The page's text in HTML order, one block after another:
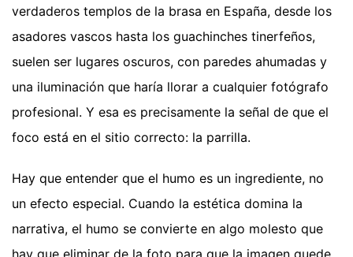
verdaderos templos de la brasa en España, desde los
asadores vascos hasta los guachinches tinerfeños,
suelen ser lugares oscuros, con paredes ahumadas y
una iluminación que haría llorar a cualquier fotógrafo
profesional. Y esa es precisamente la señal de que el
foco está en el sitio correcto: la parrilla.
Hay que entender que el humo es un ingrediente, no
un efecto especial. Cuando la estética domina la
narrativa, el humo se convierte en algo molesto que
hay que eliminar de la foto para que la imagen quede